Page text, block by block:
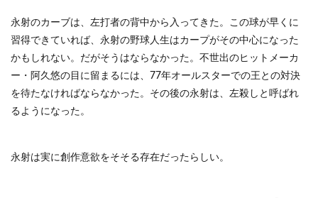
永射のカーブは、左打者の背中から入ってきた。この球が早くに
習得できていれば、永射の野球人生はカープがその中心になった
かもしれない。だがそうはならなかった。不世出のヒットメーカ
ー・阿久悠の目に留まるには、77年オールスターでの王との対決
を待たなければならなかった。その後の永射は、左殺しと呼ばれ
るようになった。
永射は実に創作意欲をそそる存在だったらしい。